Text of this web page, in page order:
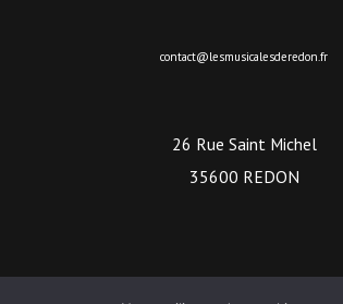
contact@lesmusicalesderedon.fr
26 Rue Saint Michel
35600 REDON